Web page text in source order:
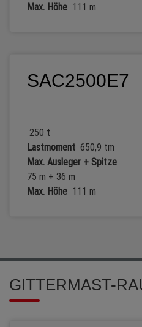
Max. Höhe 111 m
SAC2500E7
250 t
Lastmoment 650,9 tm
Max. Ausleger + Spitze
75 m + 36 m
Max. Höhe 111 m
GITTERMAST-